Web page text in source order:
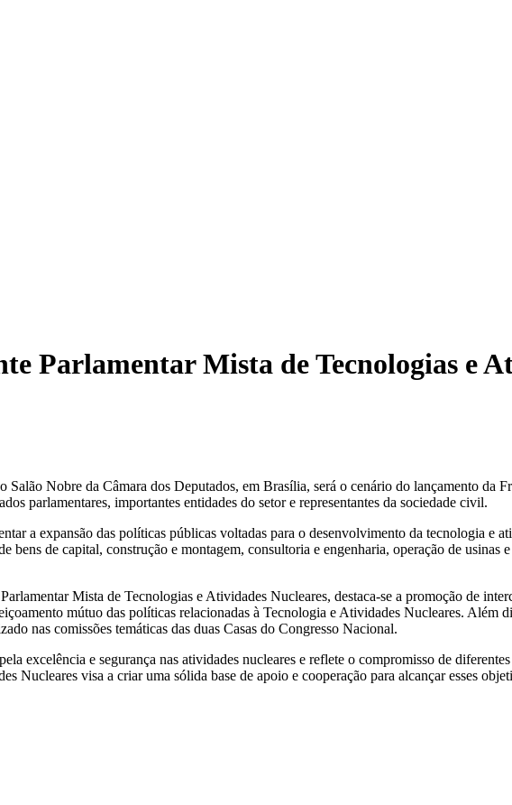
Parlamentar Mista de Tecnologias e
Nobre da Câmara dos Deputados, em Brasília, será o cenário do lançamento da
parlamentares, importantes entidades do setor e representantes da sociedade civil.
a expansão das políticas públicas voltadas para o desenvolvimento da tecnologia e
bens de capital, construção e montagem, consultoria e engenharia, operação de usinas
Mista de Tecnologias e Atividades Nucleares, destaca-se a promoção de
mútuo das políticas relacionadas à Tecnologia e Atividades Nucleares. Além
nas comissões temáticas das duas Casas do Congresso Nacional.
excelência e segurança nas atividades nucleares e reflete o compromisso de
Nucleares visa a criar uma sólida base de apoio e cooperação para alcançar esses